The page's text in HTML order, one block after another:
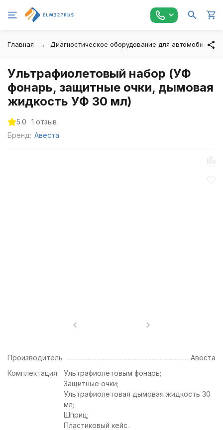
Главная Диагностическое оборудование для автомобилей
Ультрафиолетовый набор (УФ
фонарь, защитные очки, дымовая
жидкость УФ 30 мл)
5.0
1 отзыв
Бренд: Авеста
Производитель
Авеста
Комплектация
Ультрафиолетовым фонарь;
Защитные очки;
Ультрафиолетовая дымовая жидкость 30
мл;
Шприц;
Пластиковый кейс.